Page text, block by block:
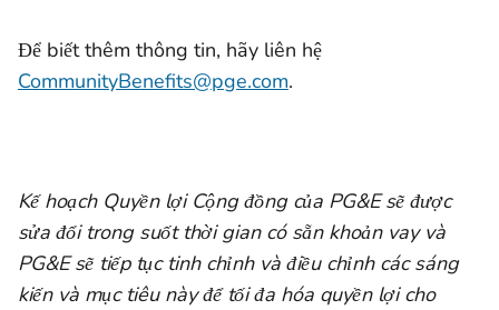
Để biết thêm thông tin, hãy liên hệ
CommunityBenefits@pge.com.
Kế hoạch Quyền lợi Cộng đồng của PG&E sẽ được
sửa đổi trong suốt thời gian có sẵn khoản vay và
PG&E sẽ tiếp tục tinh chỉnh và điều chỉnh các sáng
kiến và mục tiêu này để tối đa hóa quyền lợi cho